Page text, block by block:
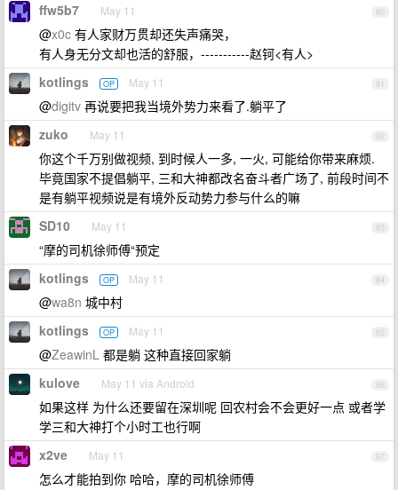
80
ffw5b7 May 11
@x0c 有人家财万贯却还失声痛哭，
有人身无分文却也活的舒服，-----------赵钶<有人>
81
kotlings OP May 11
@digitv 再说要把我当境外势力来看了.躺平了
82
zuko May 11
你这个千万别做视频, 到时候人一多, 一火, 可能给你带来麻烦.
毕竟国家不提倡躺平, 三和大神都改名奋斗者广场了, 前段时间不
是有躺平视频说是有境外反动势力参与什么的嘛
83
SD10 May 11
“摩的司机徐师傅“预定
84
kotlings OP May 11
@wa8n 城中村
85
kotlings OP May 11
@ZeawinL 都是躺 这种直接回家躺
86
kulove May 11 via Android
如果这样 为什么还要留在深圳呢 回农村会不会更好一点 或者学
学三和大神打个小时工也行啊
87
x2ve May 11
怎么才能拍到你 哈哈，摩的司机徐师傅